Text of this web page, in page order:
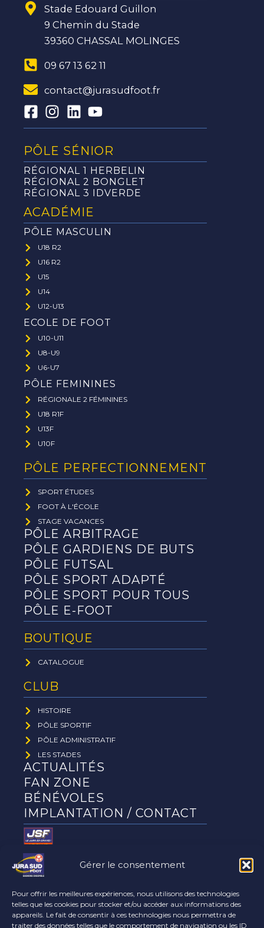
Gérer le consentement
Pour offrir les meilleures expériences, nous utilisons des technologies
telles que les cookies pour stocker et/ou accéder aux informations des
appareils. Le fait de consentir à ces technologies nous permettra de
traiter des données telles que le comportement de navigation ou les ID
Stade Edouard Guillon
9 Chemin du Stade
39360 CHASSAL MOLINGES
09 67 13 62 11
contact@jurasudfoot.fr
CLUB
HISTOIRE
PÔLE SPORTIF
PÔLE ADMINISTRATIF
LES STADES
ACTUALITÉS
FAN ZONE
BÉNÉVOLES
IMPLANTATION / CONTACT
Le club
partenaires
PÔLE SÉNIOR
RÉGIONAL 1 HERBELIN
RÉGIONAL 2 BONGLET
RÉGIONAL 3 IDVERDE
ACADÉMIE
PÔLE MASCULIN
U18 R2
U16 R2
U15
U14
U12-U13
ECOLE DE FOOT
U10-U11
U8-U9
U6-U7
PÔLE FEMININES
RÉGIONALE 2 FÉMININES
U18 R1F
U13F
U10F
PÔLE PERFECTIONNEMENT
SPORT ÉTUDES
FOOT À L'ÉCOLE
STAGE VACANCES
PÔLE ARBITRAGE
PÔLE GARDIENS DE BUTS
PÔLE FUTSAL
PÔLE SPORT ADAPTÉ
PÔLE SPORT POUR TOUS
PÔLE E-FOOT
BOUTIQUE
CATALOGUE